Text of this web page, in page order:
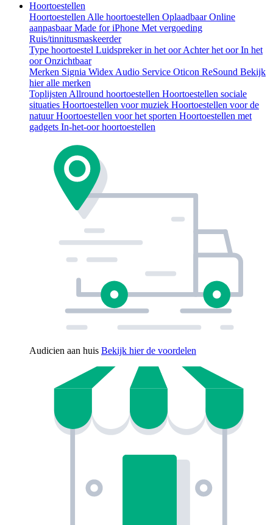
Hoortoestellen
HoortoestellenAlle hoortoestellen OplaadbaarOnline
aanpasbaarMade for iPhone Met vergoeding
Ruis/tinnitusmaskeerder
Type hoortoestel Luidspreker in het oorAchter het oorIn het
oorOnzichtbaar
Merken Signia WidexAudio Service Oticon ReSound Bekijk
hier alle merken
ToplijstenAllround hoortoestellen Hoortoestellen sociale
situaties Hoortoestellen voor muziek Hoortoestellen voor de
natuurHoortoestellen voor het sporten Hoortoestellen met
gadgets In-het-oor hoortoestellen
Audicien aan huis Bekijk hier de voordelen